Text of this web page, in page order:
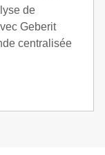
de
Geberit
centralisée